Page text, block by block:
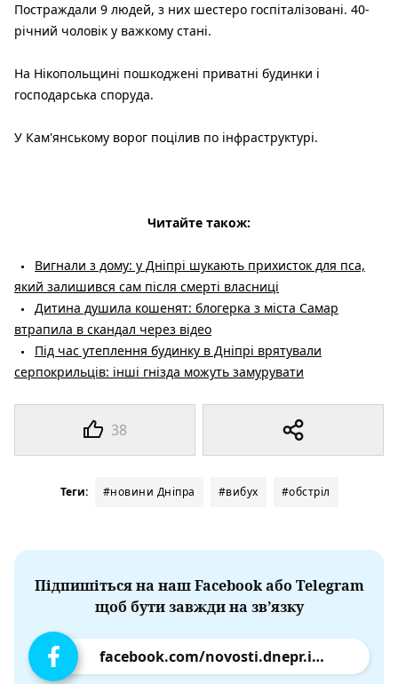
38
Постраждали 9 людей, з них шестеро госпіталізовані. 40-
річний чоловік у важкому стані.
На Нікопольщині пошкоджені приватні будинки і
господарська споруда.
У Кам'янському ворог поцілив по інфраструктурі.
Читайте також:
Вигнали з дому: у Дніпрі шукають прихисток для пса,
який залишився сам після смерті власниці
Дитина душила кошенят: блогерка з міста Самар
втрапила в скандал через відео
Під час утеплення будинку в Дніпрі врятували
серпокрильців: інші гнізда можуть замурувати
Теги: #новини Дніпра #вибух #обстріл
Підпишіться на наш Facebook або Telegram
щоб бути завжди на зв’язку
facebook.com/novosti.dnepr.info